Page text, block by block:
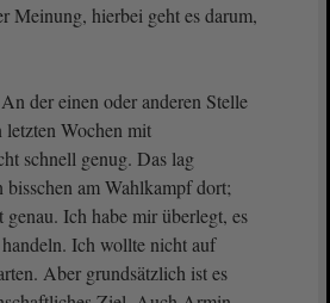
Meinung, hierbei geht es darum,
der einen oder anderen Stelle
letzten Wochen mit
schnell genug. Das lag
am Wahlkampf dort;
Ich habe mir überlegt, es
handeln. Ich wollte nicht auf
Aber grundsätzlich ist es